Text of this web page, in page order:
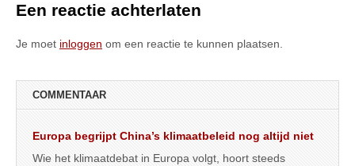
Een reactie achterlaten
Je moet inloggen om een reactie te kunnen plaatsen.
COMMENTAAR
Europa begrijpt China’s klimaatbeleid nog altijd niet
Wie het klimaatdebat in Europa volgt, hoort steeds